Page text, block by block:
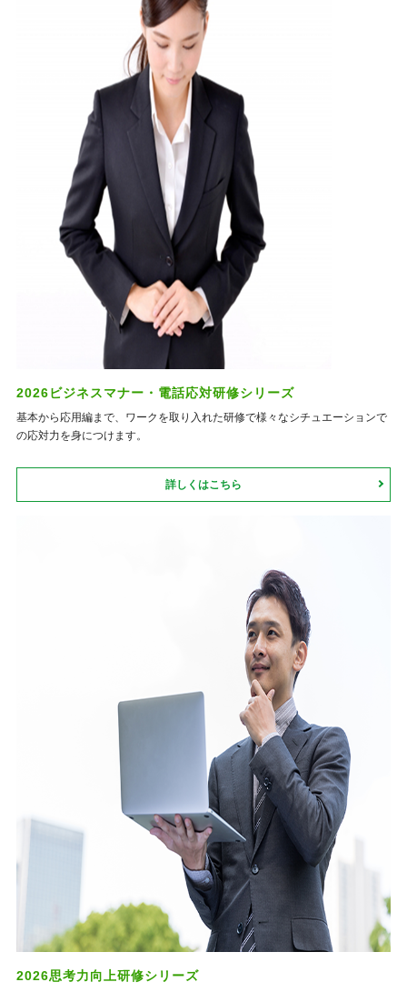
2026ビジネスマナー・電話応対研修シリーズ
基本から応用編まで、ワークを取り入れた研修で様々なシチュエーションで
の応対力を身につけます。
詳しくはこちら
2026思考力向上研修シリーズ